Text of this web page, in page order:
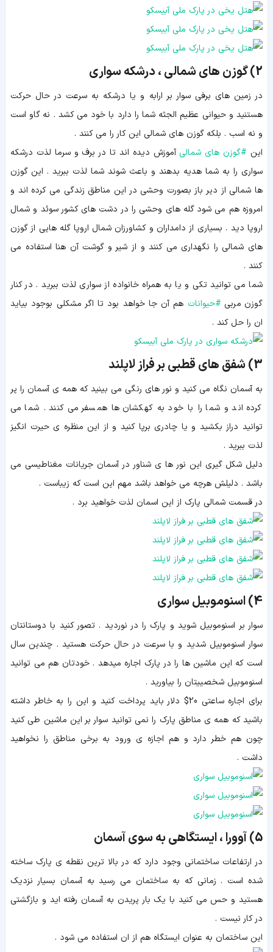
2) گوزن های شمالی ، درشکه سواری
در زمین های برفی سوار بر ارابه و یا درشکه به سرعت در حال حرکت
هستنید و حیوانی عظیم الجثه شما را دارد با خود می کشد . نه گاو است
و نه اسب . بلکه گوزن های شمالی این کار را می کنند .
این #گوزن های شمالی آموزش دیده اند تا در برف و سرما لذت درشکه
سواری را به شما هدیه بدهند و باعث شوند شما لذت ببرید . این گوزن
ها شمالی از دیر باز بصورت وحشی در این مناطق زندگی می کرده اند و
امروزه هم می شود گله های وحشی را در دشت های کشور سوئد و شمال
اروپا دید . بسیاری از دامداران و کشاورزان شمال اروپا گله هایی از گوزن
های شمالی را نگهداری می کنند و از شیر و گوشت آن هنا استفاده می
کنند .
شما می توانید تکی و یا به همراه خانواده از سواری لذت ببرید . در کنار
گوزن مربی #حیوانات هم آن جا خواهد بود تا اگر مشکلی بوجود بیاید
ان را حل کند .
3) شفق های قطبی بر فراز لاپلند
به آسمان نگاه می کنید و نور های رنگی می بینید که همه ی آسمان را پر
کرده اند و شما را با خود به کهکشان ها همسفر می کنند . شما می
توانید دراز بکشید و یا چادری برپا کنید و از این منظره ی حیرت انگیز
لذت ببرید .
دلیل شکل گیری این نور ها ی شناور در آسمان جریانات مغناطیسی می
باشد . دلیلش هرچه می خواهد باشد مهم این است که زیباست .
در قسمت شمالی پارک از این اسمان لذت خواهید برد .
4) اسنوموبیل سواری
سوار بر اسنوموبیل شوید و پارک را در نوردید . تصور کنید با دوستانتان
سوار اسنوموبیل شدید و با سرعت در حال حرکت هستید . چندین سال
است که این ماشین ها را در پارک اجاره میدهد . خودتان هم می توانید
اسنوموبیل شخصییتان را بیاورید .
برای اجاره ساعتی 20$ دلار باید پرداخت کنید و این را به خاطر داشته
باشید که همه ی مناطق پارک را نمی توانید سوار بر این ماشین طی کنید
چون هم خطر دارد و هم اجازه ی ورود به برخی مناطق را نخواهید
داشت .
5) آوورا ، ایستگاهی به سوی آسمان
در ارتفاعات ساختمانی وجود دارد که در بالا ترین نقطه ی پارک ساخته
شده است . زمانی که به ساختمان می رسید به آسمان بسیار نزدیک
هستید و حس می کنید با یک بار پریدن به آسمان رفته اید و بازگشتی
در کار نیست .
این ساختمان به عنوان ایستگاه هم از ان استفاده می شود .